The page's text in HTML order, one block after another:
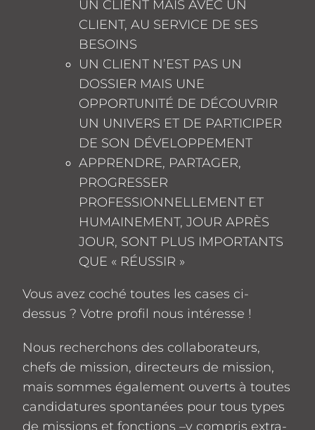
UN CLIENT MAIS AVEC UN
CLIENT, AU SERVICE DE SES
BESOINS
UN CLIENT N’EST PAS UN
DOSSIER MAIS UNE
OPPORTUNITÉ DE DÉCOUVRIR
UN UNIVERS ET DE PARTICIPER
DE SON DÉVELOPPEMENT
APPRENDRE, PARTAGER,
PROGRESSER
PROFESSIONNELLEMENT ET
HUMAINEMENT, JOUR APRÈS
JOUR, SONT PLUS IMPORTANTS
QUE « RÉUSSIR »
Vous avez coché toutes les cases ci-
dessus ? Votre profil nous intéresse !
Nous recherchons des collaborateurs,
chefs de mission, directeurs de mission,
mais sommes également ouverts à toutes
candidatures spontanées pour tous types
de missions et fonctions –y compris extra-